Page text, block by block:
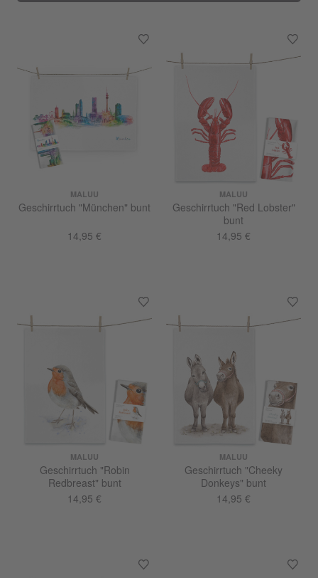
MALUU
Geschirrtuch "München" bunt
14,95 €
MALUU
Geschirrtuch "Red Lobster"
bunt
14,95 €
MALUU
Geschirrtuch "Robin
Redbreast" bunt
14,95 €
MALUU
Geschirrtuch "Cheeky
Donkeys" bunt
14,95 €